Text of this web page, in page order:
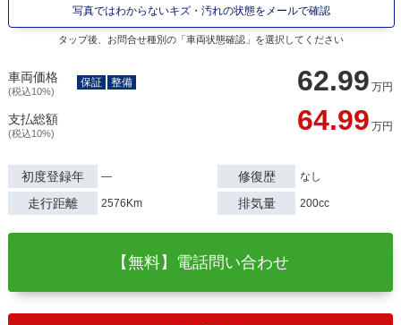
写真ではわからないキズ・汚れの状態をメールで確認
タップ後、お問合せ種別の「車両状態確認」を選択してください
車両価格
(税込10%) 62.99 万円
保証 整備
支払総額
(税込10%) 64.99 万円
初度登録年 ― 修復歴 なし
走行距離 2576Km 排気量 200cc
【無料】電話問い合わせ